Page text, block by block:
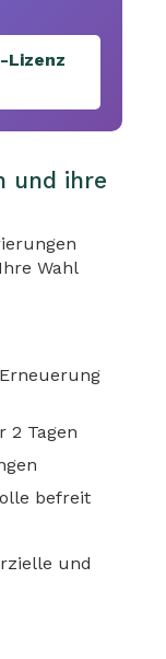
Lizenz
und ihre
Wahl
2 Tagen
befreit
und